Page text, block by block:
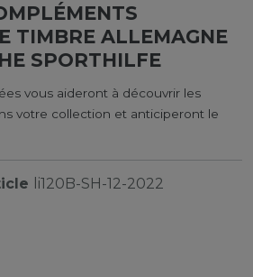
TIMBRE ALLEMAGNE
SPORTHILFE
vous aideront à découvrir les
votre collection et anticiperont le
li120B-SH-12-2022